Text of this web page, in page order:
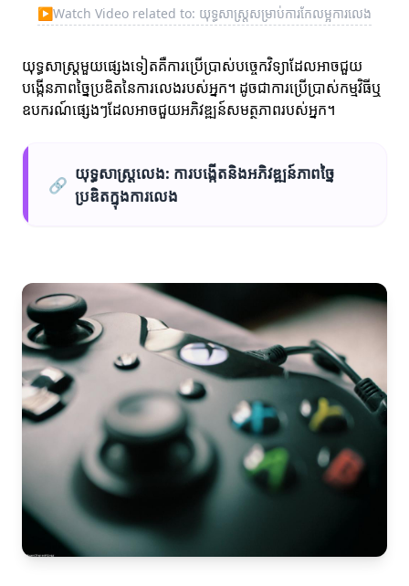
▶Watch Video related to: យុទ្ធសាស្ត្រសម្រាប់ការកែលម្អការលេង
យុទ្ធសាស្ត្រមួយផ្សេងទៀតគឺការប្រើប្រាស់បច្ចេកវិទ្យាដែលអាចជួយ
បង្កើនភាពច្នៃប្រឌិតនៃការលេងរបស់អ្នក។ ដូចជាការប្រើប្រាស់កម្មវិធីឬ
ឧបករណ៍ផ្សេងៗដែលអាចជួយអភិវឌ្ឍន៍សមត្ថភាពរបស់អ្នក។
🔗
យុទ្ធសាស្ត្រលេង: ការបង្កើតនិងអភិវឌ្ឍន៍ភាពច្នៃ
ប្រឌិតក្នុងការលេង